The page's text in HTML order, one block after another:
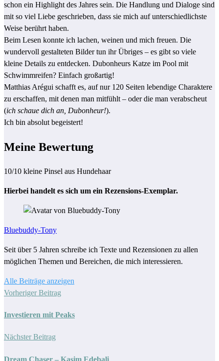
schon ein Highlight des Jahres sein. Die Handlung und Dialoge sind
mit so viel Liebe geschrieben, dass sie mich auf unterschiedlichste
Weise berührt haben.
Beim Lesen konnte ich lachen, weinen und mich freuen. Die
wundervoll gestalteten Bilder tun ihr Übriges – es gibt so viele
kleine Details zu entdecken. Dubonheurs Katze im Pool mit
Schwimmreifen? Einfach großartig!
Matthias Arégui schafft es, auf nur 120 Seiten lebendige Charaktere
zu erschaffen, mit denen man mitfühlt – oder die man verabscheut
(ich schaue dich an, Dubonheur!).
Ich bin absolut begeistert!
Meine Bewertung
10/10 kleine Pinsel aus Hundehaar
Hierbei handelt es sich um ein Rezensions-Exemplar.
Bluebuddy-Tony
Seit über 5 Jahren schreibe ich Texte und Rezensionen zu allen
möglichen Themen und Bereichen, die mich interessieren.
Alle Beiträge anzeigen
Vorheriger Beitrag
Investieren mit Peaks
Nächster Beitrag
Dream Chaser – Kasim Edebali